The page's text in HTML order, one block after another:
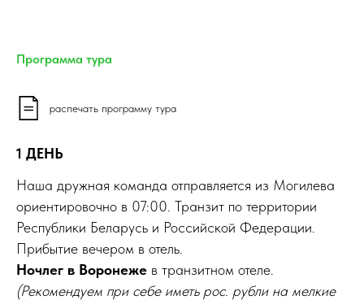
Программа тура
распечать программу тура
1 ДЕНЬ
Наша дружная команда отправляется из Могилева
ориентировочно в 07:00. Транзит по территории
Республики Беларусь и Российской Федерации.
Прибытие вечером в отель.
Ночлег в Воронеже в транзитном отеле.
(Рекомендуем при себе иметь рос. рубли на мелкие